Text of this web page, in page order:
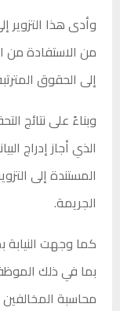
وأدى هذا التزوير
من الاستفادة من
إلى الحقوق
وبناءً على نتائج
الذي أجاز إدراج
المستندة إلى
الجريمة.
كما وجهت النيابة
بما في ذلك
محاسبة المخالفين